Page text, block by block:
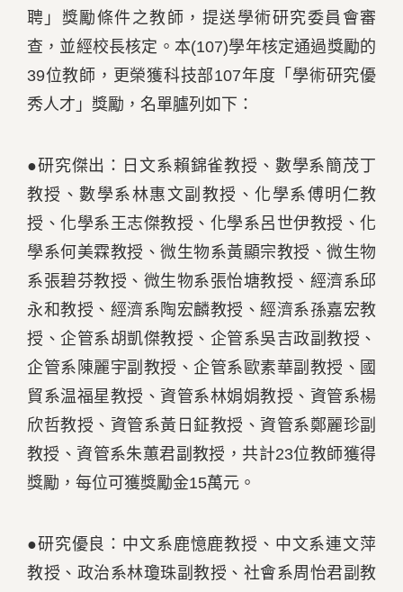
聘」獎勵條件之教師，提送學術研究委員會審
查，並經校長核定。本(107)學年核定通過獎勵的
39位教師，更榮獲科技部107年度「學術研究優
秀人才」獎勵，名單臚列如下：
●研究傑出：日文系賴錦雀教授、數學系簡茂丁
教授、數學系林惠文副教授、化學系傅明仁教
授、化學系王志傑教授、化學系呂世伊教授、化
學系何美霖教授、微生物系黃顯宗教授、微生物
系張碧芬教授、微生物系張怡塘教授、經濟系邱
永和教授、經濟系陶宏麟教授、經濟系孫嘉宏教
授、企管系胡凱傑教授、企管系吳吉政副教授、
企管系陳麗宇副教授、企管系歐素華副教授、國
貿系温福星教授、資管系林娟娟教授、資管系楊
欣哲教授、資管系黃日鉦教授、資管系鄭麗珍副
教授、資管系朱蕙君副教授，共計23位教師獲得
獎勵，每位可獲獎勵金15萬元。
●研究優良：中文系鹿憶鹿教授、中文系連文萍
教授、政治系林瓊珠副教授、社會系周怡君副教